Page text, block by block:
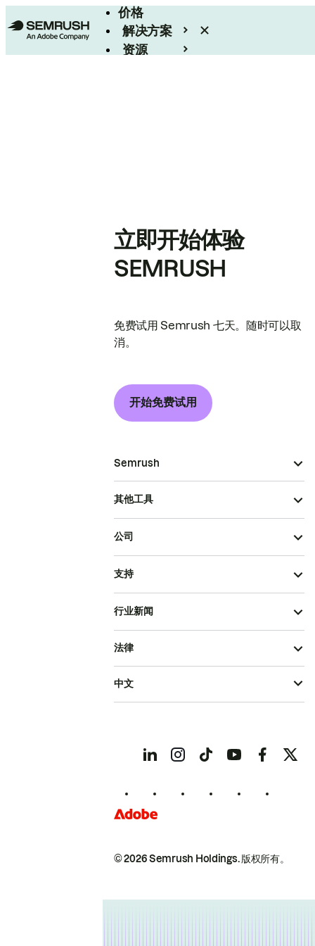
价格
解决方案
资源
立即开始体验
SEMRUSH
免费试用 Semrush 七天。随时可以取
消。
开始免费试用
Semrush
其他工具
公司
支持
行业新闻
© 2026 Semrush Holdings.版权所有。
法律
中文